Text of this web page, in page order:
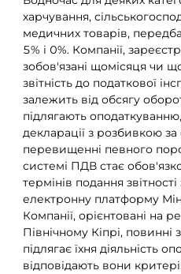
харчування,
медичних товарів,
5% і 0%. Компанії,
зобов'язані щомісяця чи
звітність до податкової
залежить від обсягу
підлягають
декларації з розбивкою
перевищенні певного
системі ПДВ стає
термінів подання
електронну платформу
Компанії, орієнтовані на
Північному Кіпрі, повинні
підлягає їхня діяльність
відповідають вони